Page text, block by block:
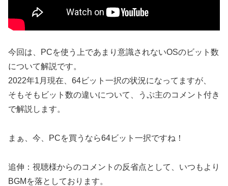
今回は、PCを使う上であまり意識されないOSのビット数
について解説です。
2022年1月現在、64ビット一択の状況になってますが、
そもそもビット数の違いについて、うぷ主のコメント付き
で解説します。
まぁ、今、PCを買うなら64ビット一択ですね！
追伸：視聴様からのコメントの反省点として、いつもより
BGMを落としております。